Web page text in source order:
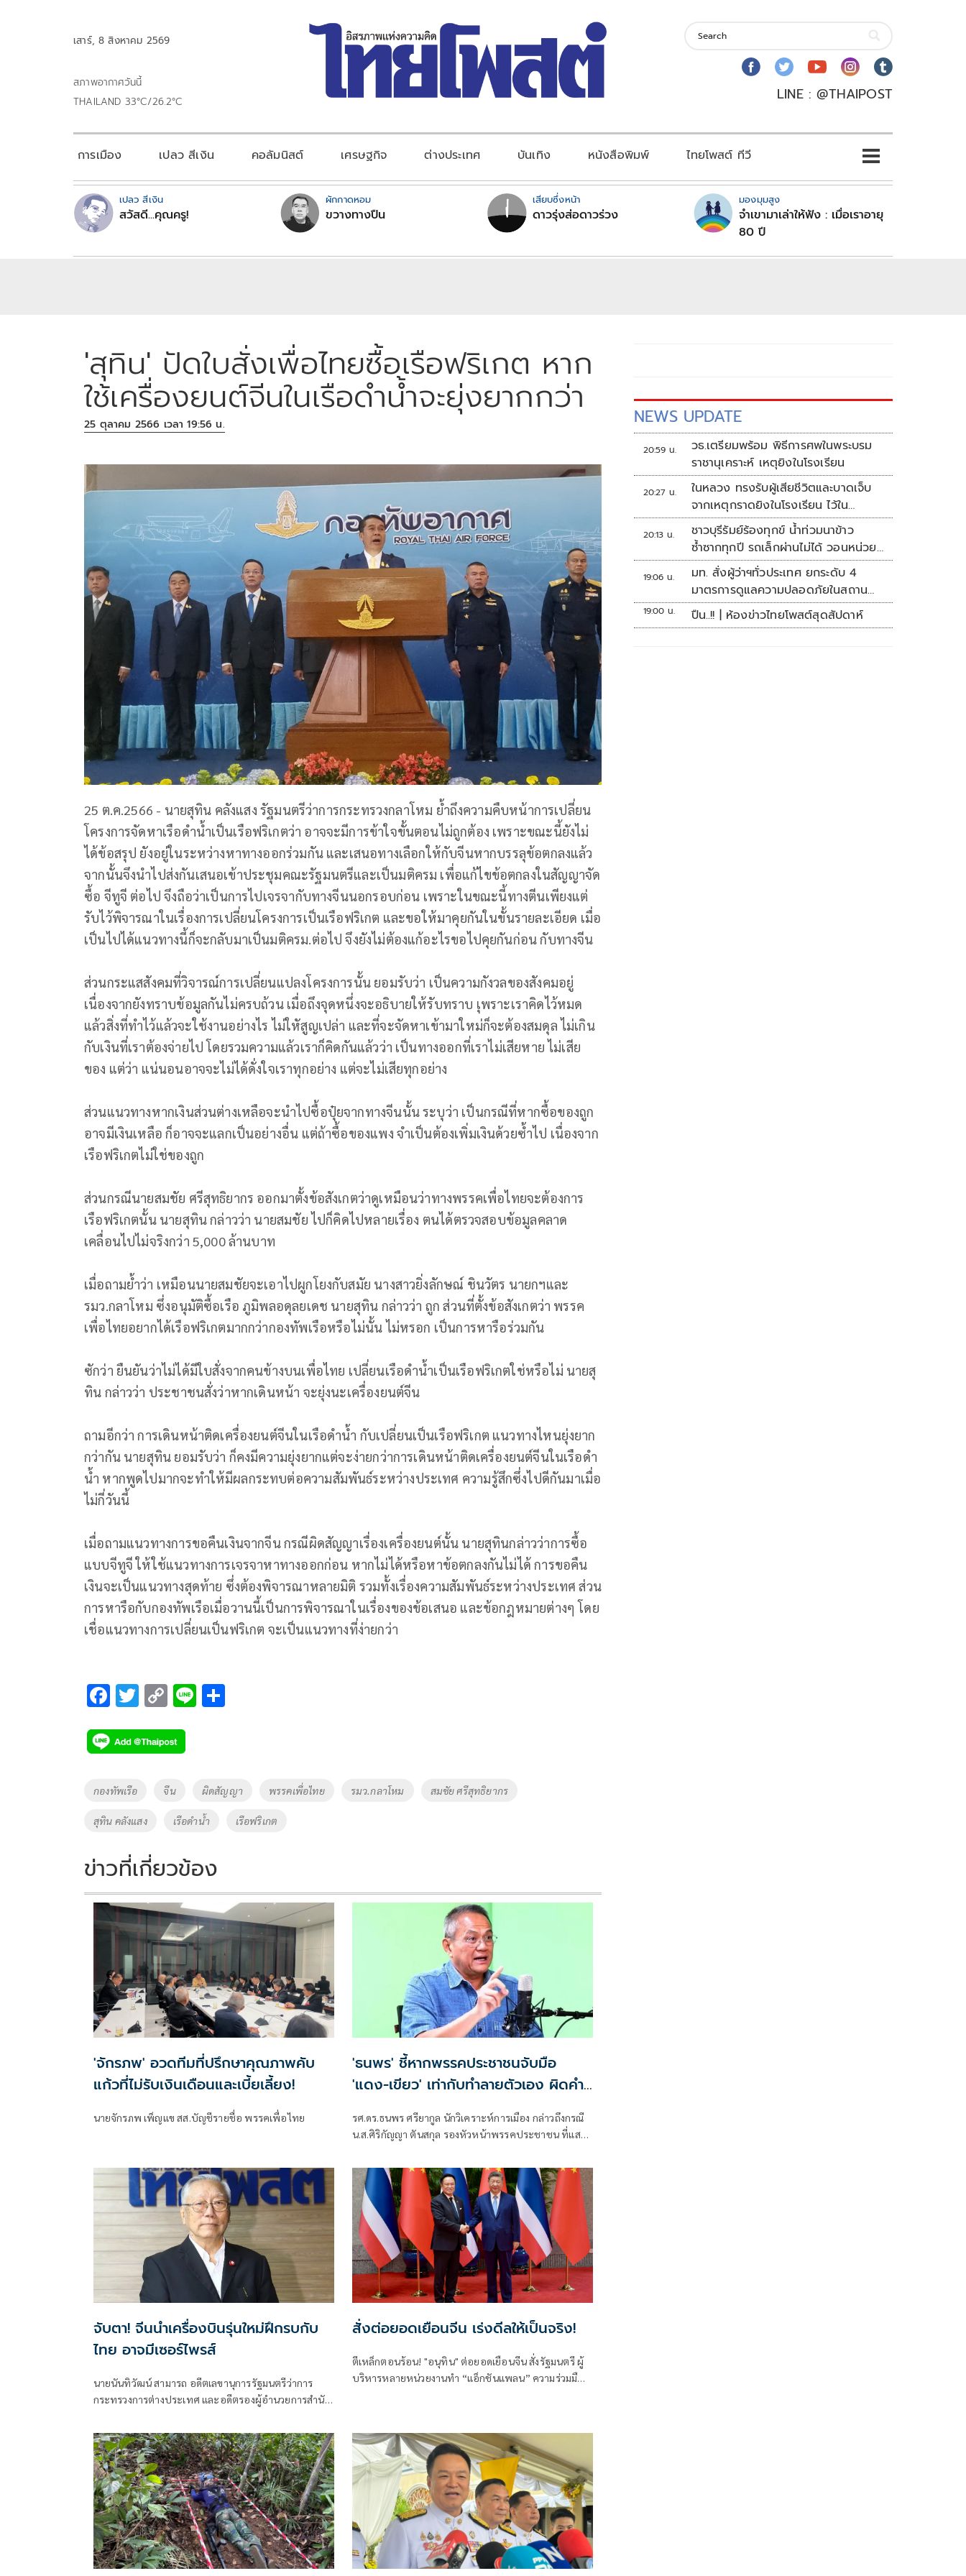
เสาร์, 8 สิงหาคม 2569
สภาพอากาศวันนี้
THAILAND 33°C/26.2°C
LINE : @THAIPOST
การเมือง เปลว สีเงิน คอลัมนิสต์ เศรษฐกิจ ต่างประเทศ บันเทิง หนังสือพิมพ์ ไทยโพสต์ ทีวี
เปลว สีเงิน
สวัสดี...คุณครู!
ผักกาดหอม
ขวางทางปืน
เสียบซึ่งหน้า
ดาวรุ่งส่อดาวร่วง
มองมุมสูง
จำเขามาเล่าให้ฟัง : เมื่อเราอายุ
80 ปี
'สุทิน' ปัดใบสั่งเพื่อไทยซื้อเรือฟริเกต หาก
ใช้เครื่องยนต์จีนในเรือดำน้ำจะยุ่งยากกว่า
25 ตุลาคม 2566 เวลา 19:56 น.
25 ต.ค.2566 - นายสุทิน คลังแสง รัฐมนตรีว่าการกระทรวงกลาโหม ย้ำถึงความคืบหน้าการเปลี่ยน
โครงการจัดหาเรือดำน้ำเป็นเรือฟริเกตว่า อาจจะมีการข้าใจขั้นตอนไม่ถูกต้อง เพราะขณะนี้ยังไม่
ได้ข้อสรุป ยังอยู่ในระหว่างหาทางออกร่วมกัน และเสนอทางเลือกให้กับจีนหากบรรลุข้อตกลงแล้ว
จากนั้นจึงนำไปส่งกันเสนอเข้าประชุมคณะรัฐมนตรีและเป็นมติครม เพื่อแก้ไขข้อตกลงในสัญญาจัด
ซื้อ จีทูจี ต่อไป จึงถือว่าเป็นการไปเจรจากับทางจีนนอกรอบก่อน เพราะในขณะนี้ทางตีนเพียงแต่
รับไว้พิจารณาในเรื่องการเปลี่ยนโครงการเป็นเรือฟริเกต และขอให้มาคุยกันในขั้นรายละเอียด เมื่อ
เป็นไปได้แนวทางนี้ก็จะกลับมาเป็นมติครม.ต่อไป จึงยังไม่ต้องแก้อะไรขอไปคุยกันก่อน กับทางจีน
ส่วนกระแสสังคมที่วิจารณ์การเปลี่ยนแปลงโครงการนั้น ยอมรับว่า เป็นความกังวลของสังคมอยู่
เนื่องจากยังทราบข้อมูลกันไม่ครบถ้วน เมื่อถึงจุดหนึ่งจะอธิบายให้รับทราบ เุพราะเราคิดไว้หมด
แล้วสิ่งที่ทำไว้แล้วจะใช้งานอย่างไร ไม่ใหัสูญเปล่า และที่จะจัดหาเข้ามาใหม่ก็จะต้องสมดุล ไม่เกิน
กับเงินที่เราต้องจ่ายไป โดยรวมความแล้วเราก็คิดกันแล้วว่า เป็นทางออกที่เราไม่เสียหาย ไม่เสีย
ของ แต่ว่า แน่นอนอาจจะไม่ได้ดั่งใจเราทุกอย่าง แต่จะไม่เสียทุกอย่าง
ส่วนแนวทางหากเงินส่วนต่างเหลือจะนำไปซื้อปุ๋ยจากทางจีนนั้น ระบุว่า เป็นกรณีที่หากซื้อของถูก
อาจมีเงินเหลือ ก็อาจจะแลกเป็นอย่างอื่น แต่ถ้าซื้อของแพง จำเป็นต้องเพิ่มเงินด้วยซ้ำไป เนื่องจาก
เรือฟริเกตไม่ใช่ของถูก
ส่วนกรณีนายสมชัย ศรีสุทธิยากร ออกมาตั้งข้อสังเกตว่าดูเหมือนว่าทางพรรคเพื่อไทยจะต้องการ
เรือฟริเกตนั้น นายสุทิน กล่าวว่า นายสมชัย ไปก็คิดไปหลายเรื่อง ตนได้ตรวจสอบข้อมูลคลาด
เคลื่อนไปไม่จริงกว่า 5,000 ล้านบาท
เมื่อถามย้ำว่า เหมือนนายสมชัยจะเอาไปผูกโยงกับสมัย นางสาวยิ่งลักษณ์ ชินวัตร นายกฯและ
รมว.กลาโหม ซึ่งอนุมัติซื้อเรือ ภูมิพลอดุลยเดช นายสุทิน กล่าวว่า ถูก ส่วนที่ตั้งข้อสังเกตว่า พรรค
เพื่อไทยอยากได้เรือฟริเกตมากกว่ากองทัพเรือหรือไม่นั้น ไม่หรอก เป็นการหารือร่วมกัน
ซักว่า ยืนยันว่าไม่ได้มีใบสั่งจากคนข้างบนเพื่อไทย เปลี่ยนเรือดำน้ำเป็นเรือฟริเกตใช่หรือไม่ นายสุ
ทิน กล่าวว่า ประชาชนสั่งว่าหากเดินหน้า จะยุ่งนะเครื่องยนต์จีน
ถามอีกว่า การเดินหน้าติดเครื่องยนต์จีนในเรือดำน้ำ กับเปลี่ยนเป็นเรือฟริเกต แนวทางไหนยุ่งยาก
กว่ากัน นายสุทิน ยอมรับว่า ก็คงมีความยุ่งยากแต่จะง่ายกว่าการเดินหน้าติดเครื่องยนต์จีนในเรือดำ
น้ำ หากพูดไปมากจะทำให้มีผลกระทบต่อความสัมพันธ์ระหว่างประเทศ ความรู้สึกซึ่งไปดีกันมาเมื่อ
ไม่กี่วันนี้
เมื่อถามแนวทางการขอคืนเงินจากจีน กรณีผิดสัญญาเรื่องเครื่องยนต์นั้น นายสุทินกล่าวว่าการซื้อ
แบบจีทูจี ให้ใช้แนวทางการเจรจาหาทางออกก่อน หากไม่ได้หรือหาข้อตกลงกันไม่ได้ การขอคืน
เงินจะเป็นแนวทางสุดท้าย ซึ่งต้องพิจารณาหลายมิติ รวมทั้งเรื่องความสัมพันธ์ระหว่างประเทศ ส่วน
การหารือกับกองทัพเรือเมื่อวานนี้เป็นการพิจารณาในเรื่องของข้อเสนอ และข้อกฎหมายต่างๆ โดย
เชื่อแนวทางการเปลี่ยนเป็นฟริเกต จะเป็นแนวทางที่ง่ายกว่า
F
e
b
o
k
T
tt
er
C
p
y
Li
n
k
Li
Tags
กองทัพเรือ จีน ผิดสัญญา พรรคเพื่อไทย รมว.กลาโหม สมชัย ศรีสุทธิยากร
สุทิน คลังแสง เรือดำน้ำ เรือฟริเกต
ข่าวที่เกี่ยวข้อง
'จักรภพ' อวดทีมที่ปรึกษาคุณภาพคับ
แก้วที่ไม่รับเงินเดือนและเบี้ยเลี้ยง!
นายจักรภพ เพ็ญแข สส.บัญชีรายชื่อ พรรคเพื่อไทย
'ธนพร' ชี้หากพรรคประชาชนจับมือ
'แดง-เขียว' เท่ากับทำลายตัวเอง ผิดคำ
รศ.ดร.ธนพร ศรียากูล นักวิเคราะห์การเมือง กล่าวถึงกรณี
น.ส.ศิริกัญญา ตันสกุล รองหัวหน้าพรรคประชาชน ที่แสดง
ไทยกับพรรคภูมิใจไทย ก็จำเป็นต้องพูดคุยกับพรรค
ประชาชนด้วยว่า
จับตา! จีนนำเครื่องบินรุ่นใหม่ฝึกรบกับ
ไทย อาจมีเซอร์ไพรส์
นายนันทิวัฒน์ สามารถ อดีตเลขานุการรัฐมนตรีว่าการ
กระทรวงการต่างประเทศ และอดีตรองผู้อำนวยการสำนัก
"สัมพันธ์แนบแน่น"
สั่งต่อยอดเยือนจีน เร่งดีลให้เป็นจริง!
ตีเหล็กตอนร้อน! "อนุทิน" ต่อยอดเยือนจีน สั่งรัฐมนตรี ผู้
บริหารหลายหน่วยงานทำ “แอ็กชันแพลน” ความร่วมมือ
การเมืองฝ่าวิกฤตโลกไร้ระเบียบ ลุยปฏิรูปราชการ-สร้าง
คน ดันเศรษฐกิจกระจายตัว ระดมพลังคนไทยยกกำลัง
ประเทศ
NEWS UPDATE
20:59 น.
วธ.เตรียมพร้อม พิธีการศพในพระบรม
ราชานุเคราะห์ เหตุยิงในโรงเรียน
20:27 น.
ในหลวง ทรงรับผู้เสียชีวิตและบาดเจ็บ
จากเหตุกราดยิงในโรงเรียน ไว้ใน
พระบรมราชานุเคราะห์
20:13 น.
ชาวบุรีรัมย์ร้องทุกข์ น้ำท่วมนาข้าว
ซ้ำซากทุกปี รถเล็กผ่านไม่ได้ วอนหน่วย
งานเร่งแก้ไข
19:06 น.
มท. สั่งผู้ว่าฯทั่วประเทศ ยกระดับ 4
มาตรการดูแลความปลอดภัยในสถาน
ศึกษา
19:00 น. ปืน..!! | ห้องข่าวไทยโพสต์สุดสัปดาห์